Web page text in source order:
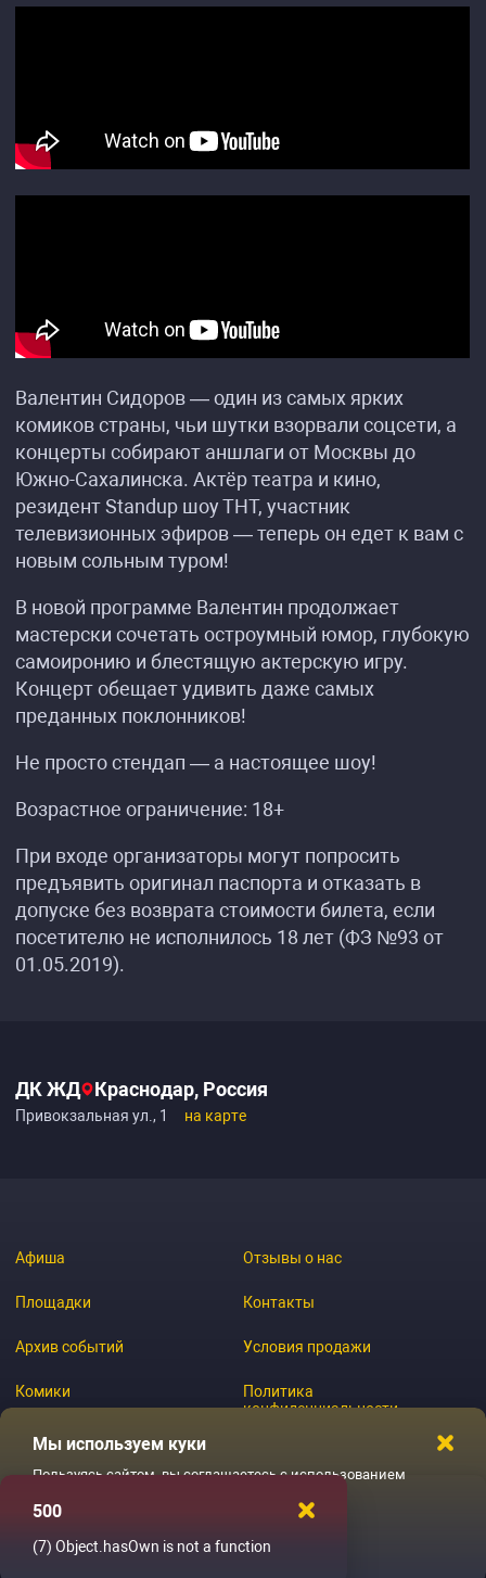
Валентин Сидоров — один из самых ярких
комиков страны, чьи шутки взорвали соцсети, а
концерты собирают аншлаги от Москвы до
Южно-Сахалинска. Актёр театра и кино,
резидент Standup шоу ТНТ, участник
телевизионных эфиров — теперь он едет к вам с
новым сольным туром!
В новой программе Валентин продолжает
мастерски сочетать остроумный юмор, глубокую
самоиронию и блестящую актерскую игру.
Концерт обещает удивить даже самых
преданных поклонников!
Не просто стендап — а настоящее шоу!
Возрастное ограничение: 18+
При входе организаторы могут попросить
предъявить оригинал паспорта и отказать в
допуске без возврата стоимости билета, если
посетителю не исполнилось 18 лет (ФЗ №93 от
01.05.2019).
ДК ЖД Краснодар, Россия
Привокзальная ул., 1 на карте
Афиша
Площадки
Архив событий
Комики
Журнал
Отзывы о нас
Контакты
Условия продажи
Политика
конфиденциальности
Мы используем куки
Пользуясь сайтом, вы соглашаетесь с использованием
Ладненько
500
(7) Object.hasOwn is not a function